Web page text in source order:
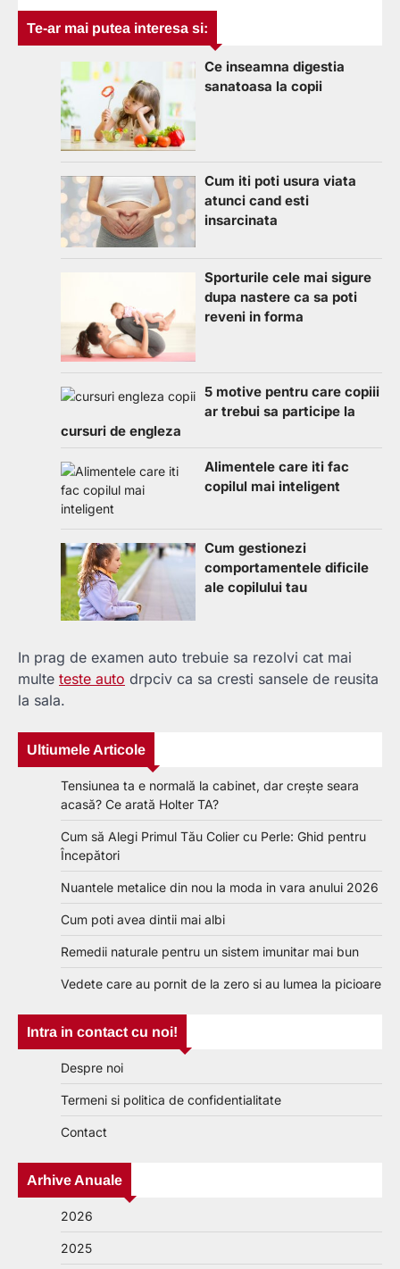
Te-ar mai putea interesa si:
Ce inseamna digestia
sanatoasa la copii
Cum iti poti usura viata
atunci cand esti
insarcinata
Sporturile cele mai sigure
dupa nastere ca sa poti
reveni in forma
5 motive pentru care copiii
ar trebui sa participe la
cursuri de engleza
Alimentele care iti fac
copilul mai inteligent
Cum gestionezi
comportamentele dificile
ale copilului tau
In prag de examen auto trebuie sa rezolvi cat mai
multe teste auto drpciv ca sa cresti sansele de reusita
la sala.
Ultiumele Articole
Tensiunea ta e normală la cabinet, dar crește seara
acasă? Ce arată Holter TA?
Cum să Alegi Primul Tău Colier cu Perle: Ghid pentru
Începători
Nuantele metalice din nou la moda in vara anului 2026
Cum poti avea dintii mai albi
Remedii naturale pentru un sistem imunitar mai bun
Vedete care au pornit de la zero si au lumea la picioare
Intra in contact cu noi!
Despre noi
Termeni si politica de confidentialitate
Contact
Arhive Anuale
2026
2025